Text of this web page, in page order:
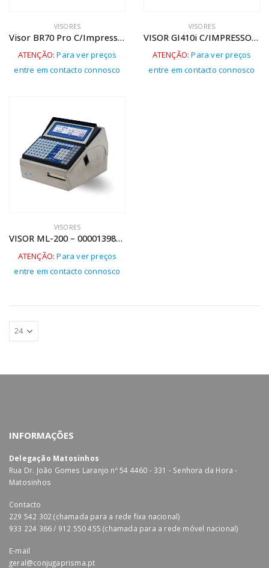
VISORES
Visor BR70 Pro C/Impressora
ATENÇÃO: Para ver preços
entre em contacto connosco
VISORES
VISOR GI410i C/IMPRESSORA TICKET – 210255
ATENÇÃO: Para ver preços
entre em contacto connosco
VISORES
VISOR ML-200 – 000013985870
ATENÇÃO: Para ver preços
entre em contacto connosco
INFORMAÇÕES
Delegação Matosinhos
Rua Dr. João Gomes Laranjo nº 54 4460 - 331 - Senhora da Hora -
Matosinhos
Contacto
229 542 302 (chamada para a rede fixa nacional)
933 224 366 / 912 550 455 (chamada para a rede móvel nacional)
E-mail
geral@conjugaprisma.pt